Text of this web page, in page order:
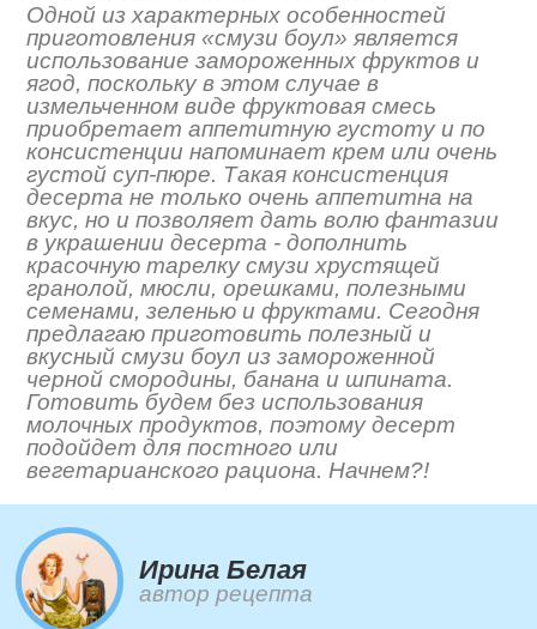
Одной из характерных особенностей
приготовления «смузи боул» является
использование замороженных фруктов и
ягод, поскольку в этом случае в
измельченном виде фруктовая смесь
приобретает аппетитную густоту и по
консистенции напоминает крем или очень
густой суп-пюре. Такая консистенция
десерта не только очень аппетитна на
вкус, но и позволяет дать волю фантазии
в украшении десерта - дополнить
красочную тарелку смузи хрустящей
гранолой, мюсли, орешками, полезными
семенами, зеленью и фруктами. Сегодня
предлагаю приготовить полезный и
вкусный смузи боул из замороженной
черной смородины, банана и шпината.
Готовить будем без использования
молочных продуктов, поэтому десерт
подойдет для постного или
вегетарианского рациона. Начнем?!
Ирина Белая
автор рецепта